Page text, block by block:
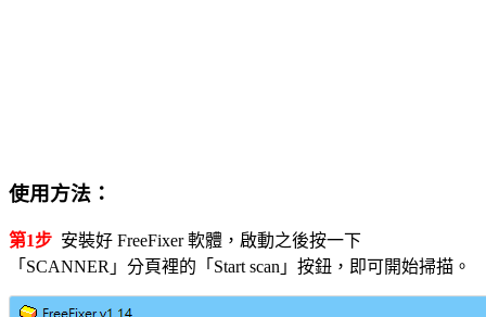
使用方法：
第1步 安裝好 FreeFixer 軟體，啟動之後按一下
「SCANNER」分頁裡的「Start scan」按鈕，即可開始掃描。